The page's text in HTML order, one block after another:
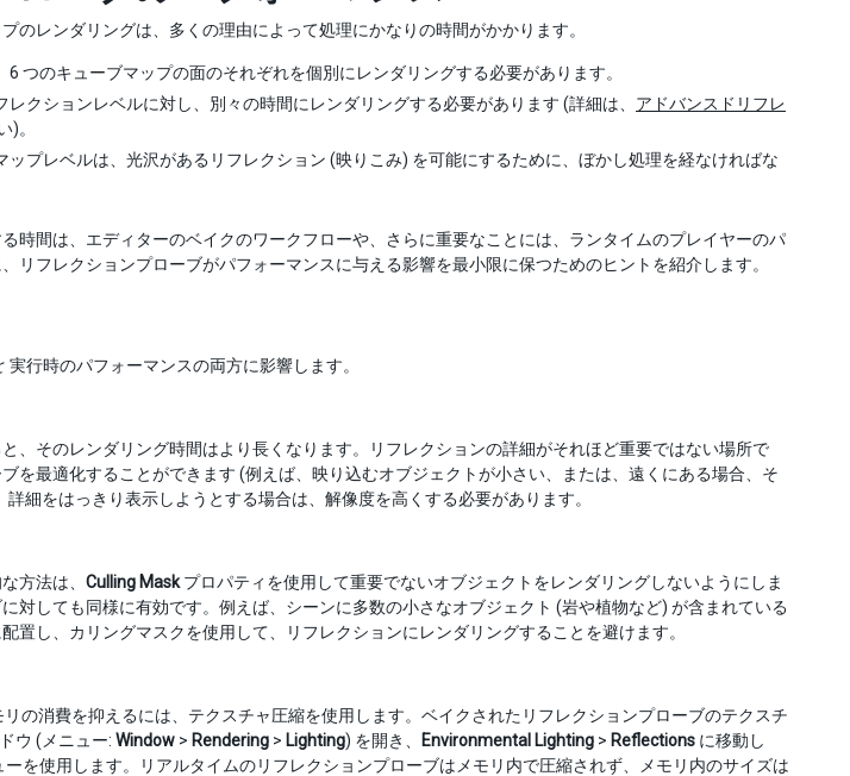
のレンダリングは、多くの理由によって処理にかなりの時間がかかります。
つのキューブマップの面のそれぞれを個別にレンダリングする必要があります。
クションレベルに対し、別々の時間にレンダリングする必要があります (詳細は、 アドバンスドリフレ
)。
ップレベルは、光沢があるリフレクション (映りこみ) を可能にするために、ぼかし処理を経なければな
時間は、エディターのベイクのワークフローや、さらに重要なことには、ランタイムのプレイヤーのパ
リフレクションプローブがパフォーマンスに与える影響を最小限に保つためのヒントを紹介します。
実行時のパフォーマンスの両方に影響します。
、そのレンダリング時間はより長くなります。リフレクションの詳細がそれほど重要ではない場所で
を最適化することができます (例えば、映り込むオブジェクトが小さい、または、遠くにある場合、そ
細をはっきり表示しようとする場合は、解像度を高くする必要があります。
方法は、 Culling Maskプロパティを使用して重要でないオブジェクトをレンダリングしないようにしま
対しても同様に有効です。例えば、シーンに多数の小さなオブジェクト (岩や植物など) が含まれている
置し、カリングマスクを使用して、リフレクションにレンダリングすることを避けます。
の消費を抑えるには、テクスチャ圧縮を使用します。ベイクされたリフレクションプローブのテクスチ
ウ (メニュー: Window > Rendering > Lighting) を開き、 Environmental Lighting > Reflections に移動し
ーを使用します。リアルタイムのリフレクションプローブはメモリ内で圧縮されず、メモリ内のサイズは